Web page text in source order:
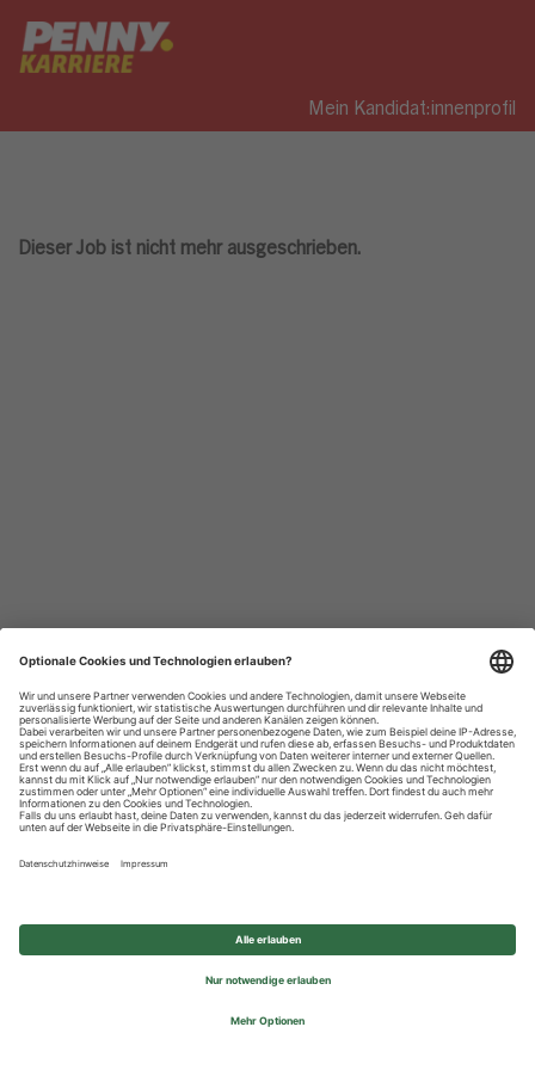
Mein Kandidat:innenprofil
Dieser Job ist nicht mehr ausgeschrieben.
Datenschutzhinweise
Impressum
Privatsphäre-Einstellungen
© 2026 REWE Group - All rights reserved